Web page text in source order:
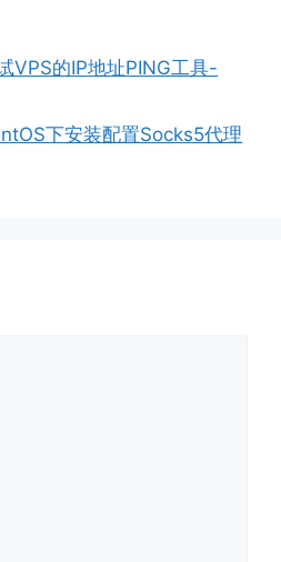
VPS的IP地址PING工具-
下安装配置Socks5代理